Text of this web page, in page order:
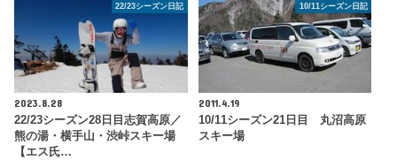
22/23シーズン日記
2023.8.28
22/23シーズン28日目志賀高原／
熊の湯・横手山・渋峠スキー場
【エス氏…
10/11シーズン日記
2011.4.19
10/11シーズン21日目 丸沼高原
スキー場